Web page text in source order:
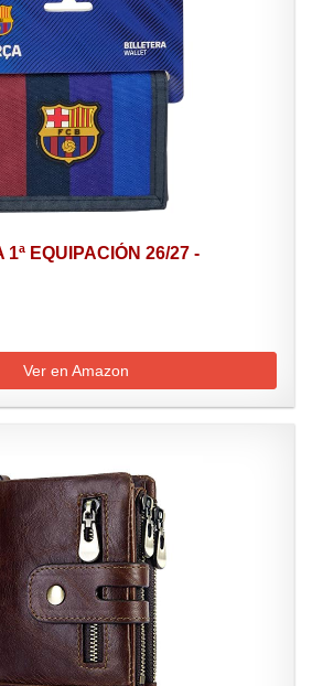
1ª EQUIPACIÓN 26/27 -
Ver en Amazon